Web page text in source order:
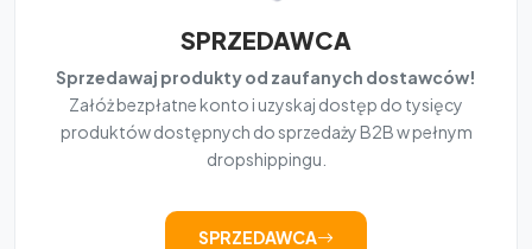
SPRZEDAWCA
Sprzedawaj produkty od zaufanych dostawców!
Załóż bezpłatne konto i uzyskaj dostęp do tysięcy
produktów dostępnych do sprzedaży B2B w pełnym
dropshippingu.
SPRZEDAWCA